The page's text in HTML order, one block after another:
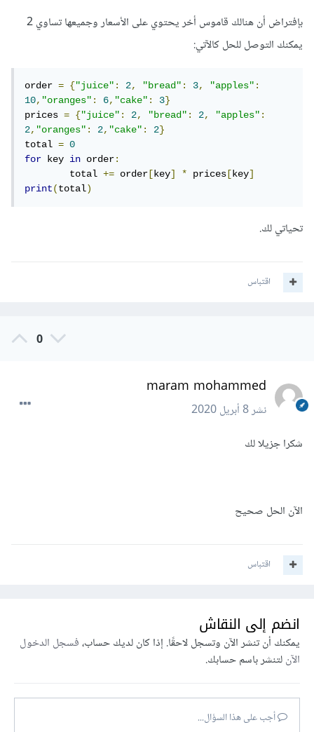
بإفتراض أن هنالك قاموس أخر يحتوي على الأسعار وجميعها تساوي 2
يمكنك التوصل للحل كالآتي:
order = {"juice": 2, "bread": 3, "apples":
10,"oranges": 6,"cake": 3}
prices = {"juice": 2, "bread": 2, "apples":
2,"oranges": 2,"cake": 2}
total =
0
for key in order:
	total
+= order [key] * prices [key]
print(total)
تحياتي لك.
اقتباس
0
maram mohammed
نشر8 أبريل 2020
شكرا جزيلا لك
الآن الحل صحيح
اقتباس
انضم إلى النقاش
يمكنك أن تنشر الآن وتسجل لاحقًا. إذا كان لديك حساب،فسجل الدخول
الآنلتنشر باسم حسابك.
أجب على هذا السؤال...